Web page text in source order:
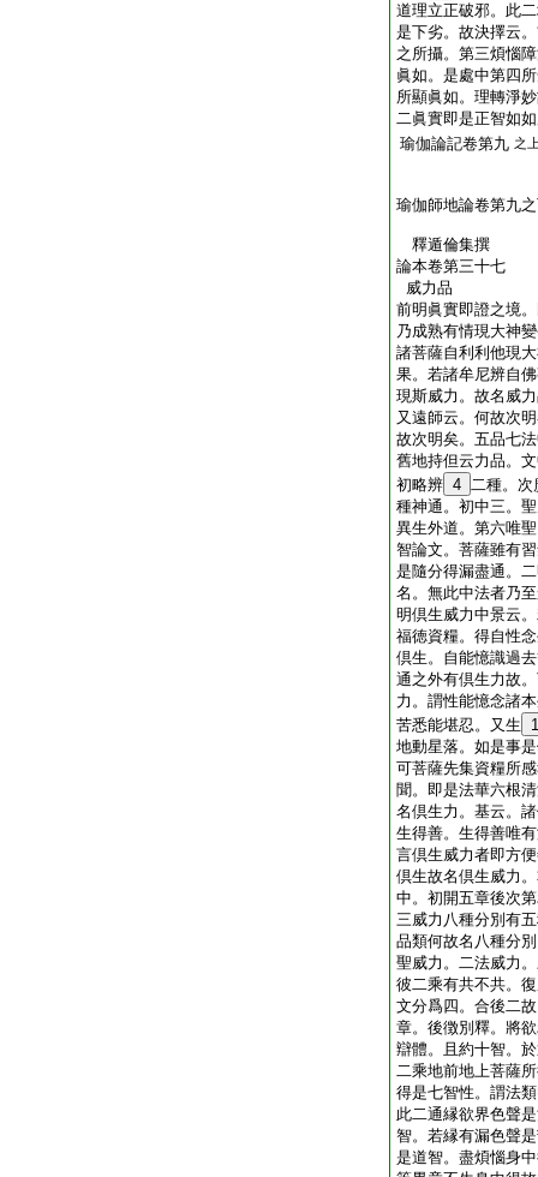
道理立正破邪。此
是下劣。故決擇云
之所攝。第三煩惱
眞如。是處中第四
所顯眞如。理轉淨
二眞實即是正智如
瑜伽論記卷第九 之
瑜伽師地論卷第九
釋遁倫集撰
論本卷第三十七
威力品
前明眞實即證之境
乃成熟有情現大神
諸菩薩自利利他現
果。若諸牟尼辨自
現斯威力。故名威
又遠師云。何故次
故次明矣。五品七
舊地持但云力品。
初略辨 4 二種。次
種神通。初中三。
異生外道。第六唯
智論文。菩薩雖有
是隨分得漏盡通。
名。無此中法者乃
明倶生威力中景云
福徳資糧。得自性
倶生。自能憶識過
通之外有倶生力故
力。謂性能憶念諸
苦悉能堪忍。又生
1
地動星落。如是事
可菩薩先集資糧所
聞。即是法華六根
名倶生力。基云。
生得善。生得善唯
言倶生威力者即方
倶生故名倶生威力
中。初開五章後次
三威力八種分別有
品類何故名八種分
聖威力。二法威力
彼二乘有共不共。
文分爲四。合後二
章。後徴別釋。將
辯體。且約十智。
二乘地前地上菩薩
得是七智性。謂法
此二通縁欲界色聲
智。若縁有漏色聲
是道智。盡煩惱身